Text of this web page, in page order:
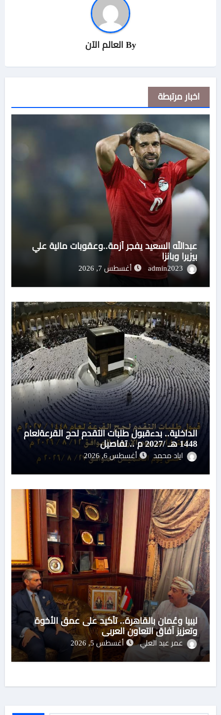
By العالم الآن
اخبار مرتبطة
عبدالله السعيد يفجر أزمة..وعقوبات مالية علي
بيزيرا وبانزا
admin2023 أغسطس 7, 2026
الداخلية.. بدءقبول طلبات التقدم لحج القرعةلعام
1448 هـ /2027 م .. تفاصيل
اياد محمد أغسطس 6, 2026
ليبيا وعُمان بالقاهرة.. تأكيد على عمق الأخوة
وتعزيز آفاق التعاون العربي
عمر عبد العلي أغسطس 5, 2026